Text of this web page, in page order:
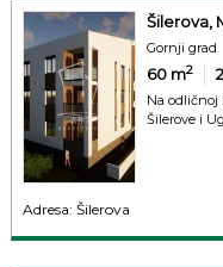
Šilerova,
Gornji grad
60 m2
Na
Šilerove i
Adresa: Šilerova